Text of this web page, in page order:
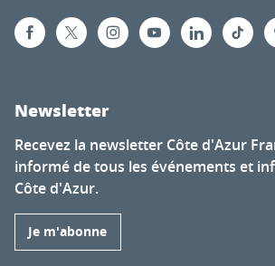
Newsletter
Recevez la newsletter Côte d'Azur
informé de tous les événements et
Côte d'Azur.
Je m'abonne